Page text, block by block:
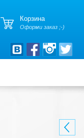
Корзина
Оформи заказ ;-)